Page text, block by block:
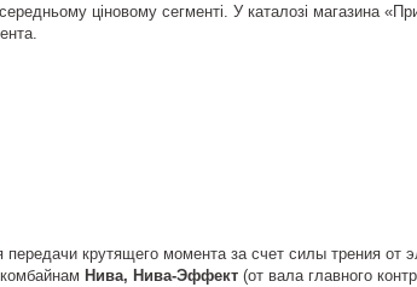
ціновому сегменті. У каталозі магазина
крутящего момента за счет силы трения от
Нива, Нива-Эффект (от вала главного